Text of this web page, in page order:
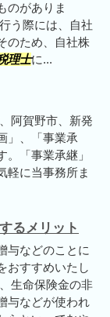
のがありま
う際には、自社
のため、自社株
理士に...
阿賀野市、新発
」、「事業承
。「事業承継」
軽に当事務所ま
るメリット
与などのことに
おすすめいたし
生命保険金の非
与などが使われ